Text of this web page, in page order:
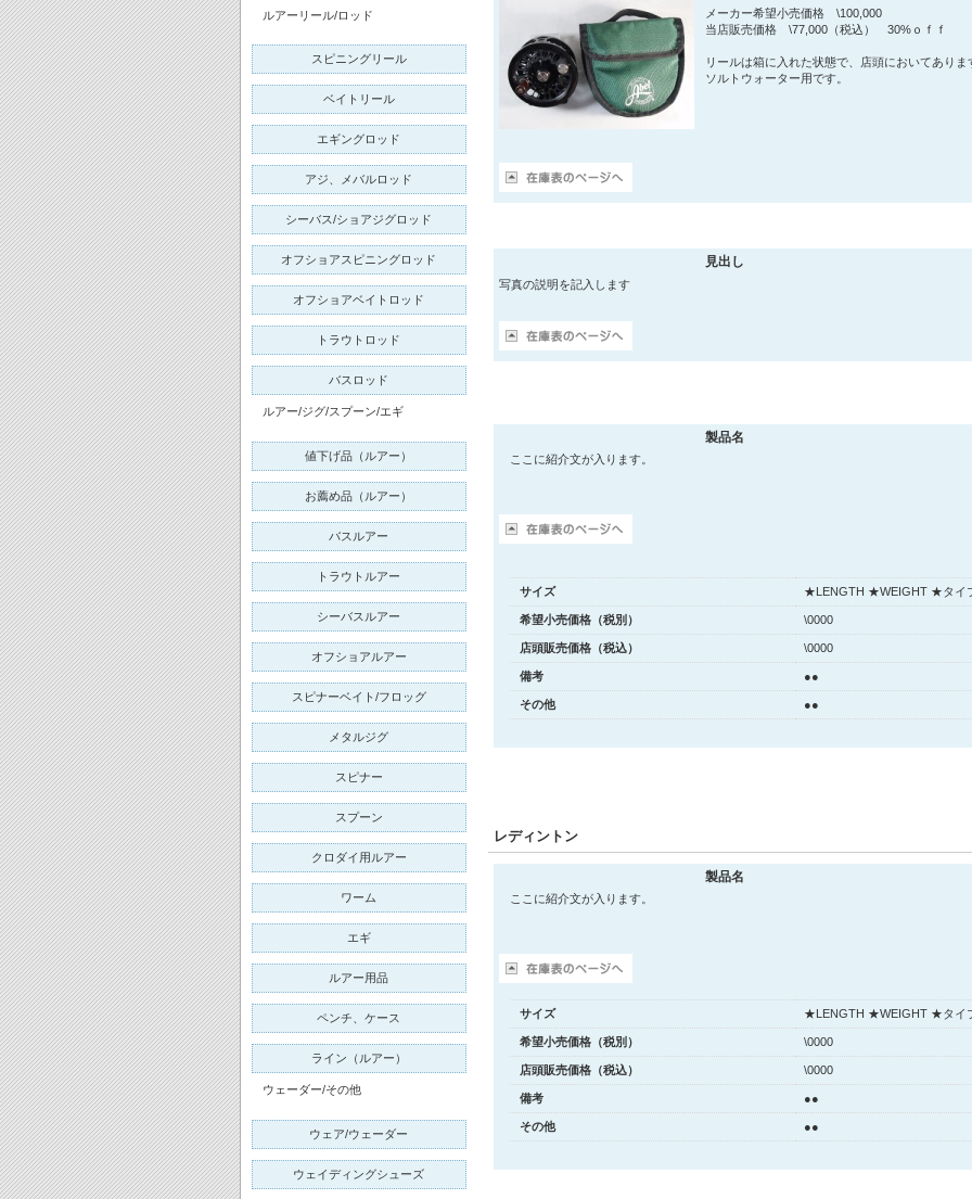
メーカー希望小売価格 \100,000
当店販売価格 \77,000（税込） 30%ｏｆｆ
リールは箱に入れた状態で、店頭においてありま
ソルトウォーター用です。
見出し
写真の説明を記入します
製品名
ここに紹介文が入ります。
サイズ ★LENGTH ★WEIGHT ★タイ
希望小売価格（税別） \0000
店頭販売価格（税込） \0000
備考 ●●
その他 ●●
レディントン
製品名
ここに紹介文が入ります。
サイズ ★LENGTH ★WEIGHT ★タイ
希望小売価格（税別） \0000
店頭販売価格（税込） \0000
備考 ●●
その他 ●●
ルアーリール/ロッド
スピニングリール
ベイトリール
エギングロッド
アジ、メバルロッド
シーバス/ショアジグロッド
オフショアスピニングロッド
オフショアベイトロッド
トラウトロッド
バスロッド
ルアー/ジグ/スプーン/エギ
値下げ品（ルアー）
お薦め品（ルアー）
バスルアー
トラウトルアー
シーバスルアー
オフショアルアー
スピナーベイト/フロッグ
メタルジグ
スピナー
スプーン
クロダイ用ルアー
ワーム
エギ
ルアー用品
ペンチ、ケース
ライン（ルアー）
ウェーダー/その他
ウェア/ウェーダー
ウェイディングシューズ